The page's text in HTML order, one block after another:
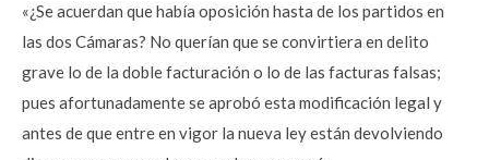
«¿Se acuerdan que había oposición hasta de los partidos en
las dos Cámaras? No querían que se convirtiera en delito
grave lo de la doble facturación o lo de las facturas falsas;
pues afortunadamente se aprobó esta modificación legal y
antes de que entre en vigor la nueva ley están devolviendo